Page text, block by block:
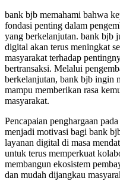
bank bjb memahami bahwa
fondasi penting dalam
yang berkelanjutan. bank bjb
digital akan terus meningkat
masyarakat terhadap
bertransaksi. Melalui
berkelanjutan, bank bjb ingin
mampu memberikan rasa
masyarakat.
Pencapaian penghargaan
menjadi motivasi bagi bank
layanan digital di masa
untuk terus memperkuat
membangun ekosistem
dan mudah dijangkau